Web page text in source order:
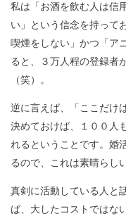
私は「お酒を飲む人は信
い」という信念を持って
喫煙をしない」かつ「ア
ると、３万人程の登録者
（笑）。
逆に言えば、「ここだけ
決めておけば、１００人
れるということです。婚
るので、これは素晴らし
真剣に活動している人と
ば、大したコストではな